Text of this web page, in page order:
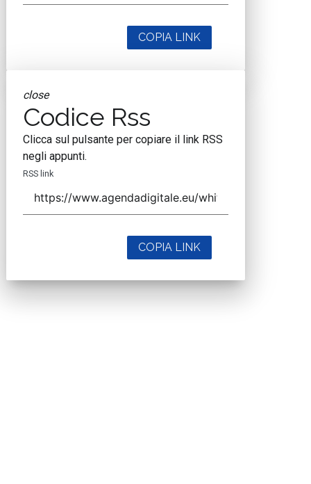
COPIA LINK
close
Codice Rss
Clicca sul pulsante per copiare il link RSS
negli appunti.
RSS link
COPIA LINK